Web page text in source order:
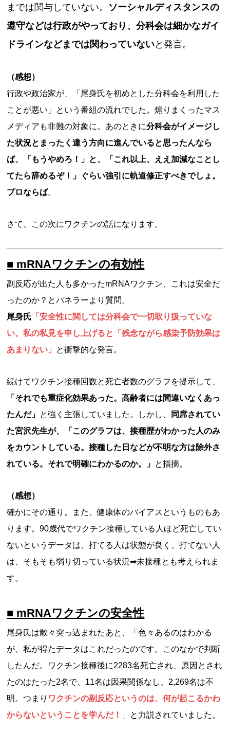
までは関与していない。 ソーシャルディスタンスの
遵守などは行政がやっており、分科会は細かなガイ
ドラインなどまでは関わっていないと発言。
（感想）
行政や政治家が、「尾身氏を初めとした分科会を利用した
ことが悪い」という番組の流れでした。煽りまくったマス
メディアも非難の対象に。あのときに分科会がイメージし
た状況とまったく違う方向に進んでいると思ったんなら
ば、「もうやめろ！」と、「これ以上、ええ加減なことし
てたら辞めるぞ！」ぐらい強引に軌道修正すべきでしょ。
プロならば。
さて、この次にワクチンの話になります。
■ mRNAワクチンの有効性
副反応が出た人も多かったmRNAワクチン、これは安全だ
ったのか？とパネラーより質問。
尾身氏 「安全性に関しては分科会で一切取り扱っていな
い。私の私見を申し上げると「残念ながら感染予防効果は
あまりない」 と衝撃的な発言。
続けてワクチン接種回数と死亡者数のグラフを提示して、
「それでも重症化効果あった。高齢者には間違いなくあっ
たんだ」 と強く主張していました。しかし、
同席されてい
た宮沢先生が、「このグラフは、接種歴がわかった人のみ
をカウントしている。接種した日などが不明な方は除外さ
れている。それで明確にわかるのか。」 と指摘。
（感想）
確かにその通り。また、健康体のバイアスというものもあ
ります。90歳代でワクチン接種している人ほど死亡してい
ないというデータは、打てる人は状態が良く、打てない人
は、そもそも弱り切っている状況➡未接種とも考えられま
す。
■ mRNAワクチンの安全性
尾身氏は散々突っ込まれたあと、「色々あるのはわかる
が、私が得たデータはこれだったのです。このなかで判断
したんだ。ワクチン接種後に2283名死亡され、原因とされ
たのはたった2名で、11名は因果関係なし、2,269名は不
明。つまり ワクチンの副反応というのは、何が起こるかわ
からないということを学んだ！
」 と力説されていました。